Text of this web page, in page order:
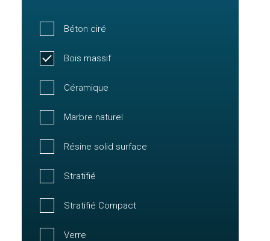
Béton ciré
Bois massif
Céramique
Marbre naturel
Résine solid surface
Stratifié
Stratifié Compact
Verre